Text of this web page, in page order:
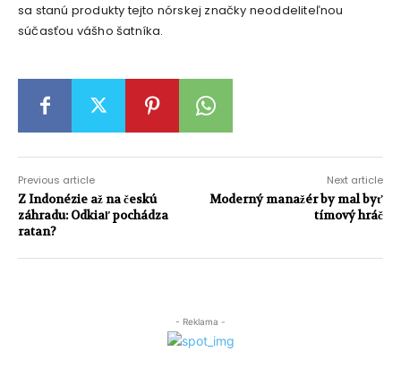
sa stanú produkty tejto nórskej značky neoddeliteľnou
súčasťou vášho šatníka.
Previous article
Z Indonézie až na českú
záhradu: Odkiaľ pochádza
ratan?
Next article
Moderný manažér by mal byť
tímový hráč
- Reklama -